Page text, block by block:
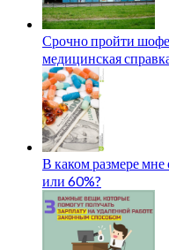
Срочно пройти
медицинская
В каком размере
или 60%?